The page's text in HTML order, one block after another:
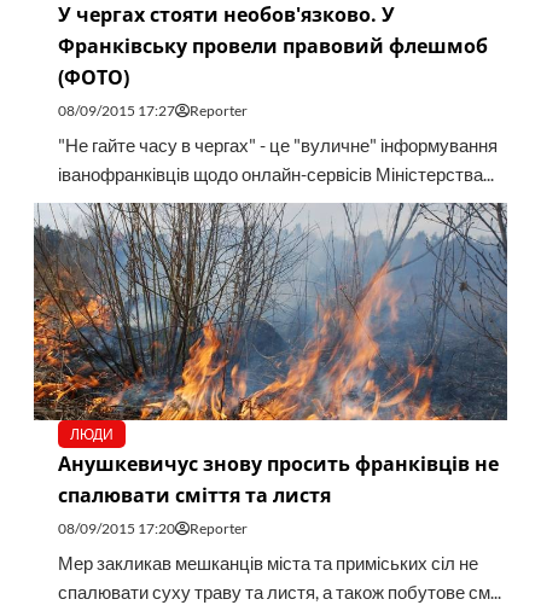
У чергах стояти необов'язково. У
Франківську провели правовий флешмоб
(ФОТО)
08/09/2015 17:27 Reporter
"Не гайте часу в чергах" - це "вуличне" інформування
іванофранківців щодо онлайн-сервісів Міністерства...
ЛЮДИ
Анушкевичус знову просить франківців не
спалювати сміття та листя
08/09/2015 17:20 Reporter
Мер закликав мешканців міста та приміських сіл не
спалювати суху траву та листя, а також побутове см...